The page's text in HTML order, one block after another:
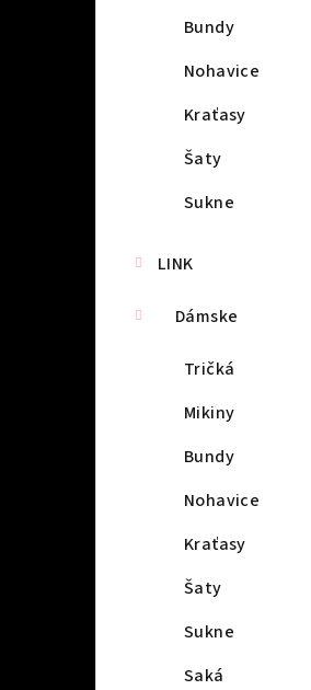
Bundy
Nohavice
Kraťasy
Šaty
Sukne
LINK
Dámske
Tričká
Mikiny
Bundy
Nohavice
Kraťasy
Šaty
Sukne
Saká